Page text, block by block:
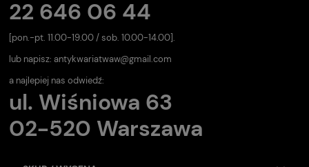
22 646 06 44
[pon.-pt. 11.00-19.00 / sob. 10.00-14.00].
lub napisz: antykwariatwaw@gmail.com
a najlepiej nas odwiedź:
ul. Wiśniowa 63
02-520 Warszawa